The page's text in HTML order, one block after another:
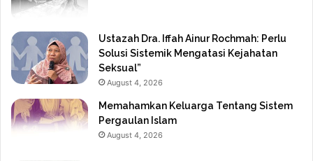
Ustazah Dra. Iffah Ainur Rochmah: Perlu
Solusi Sistemik Mengatasi Kejahatan
Seksual”
August 4, 2026
Memahamkan Keluarga Tentang Sistem
Pergaulan Islam
August 4, 2026